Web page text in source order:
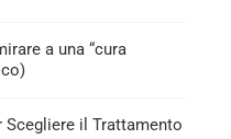
a una “cura
Scegliere il Trattamento